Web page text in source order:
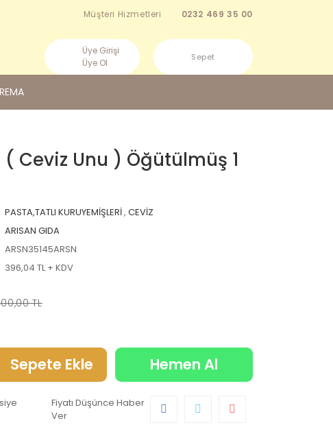
Müşteri Hizmetleri 0232 469 35 00
Üye Girişi
Üye Ol
Sepet
( Ceviz Unu ) Öğütülmüş 1
PASTA,TATLI KURUYEMİŞLERİ, CEVİZ
ARISAN GIDA
ARSN35145ARSN
396,04 TL + KDV
TL
Sepete Ekle Hemen Al
Fiyatı Düşünce Haber
Ver